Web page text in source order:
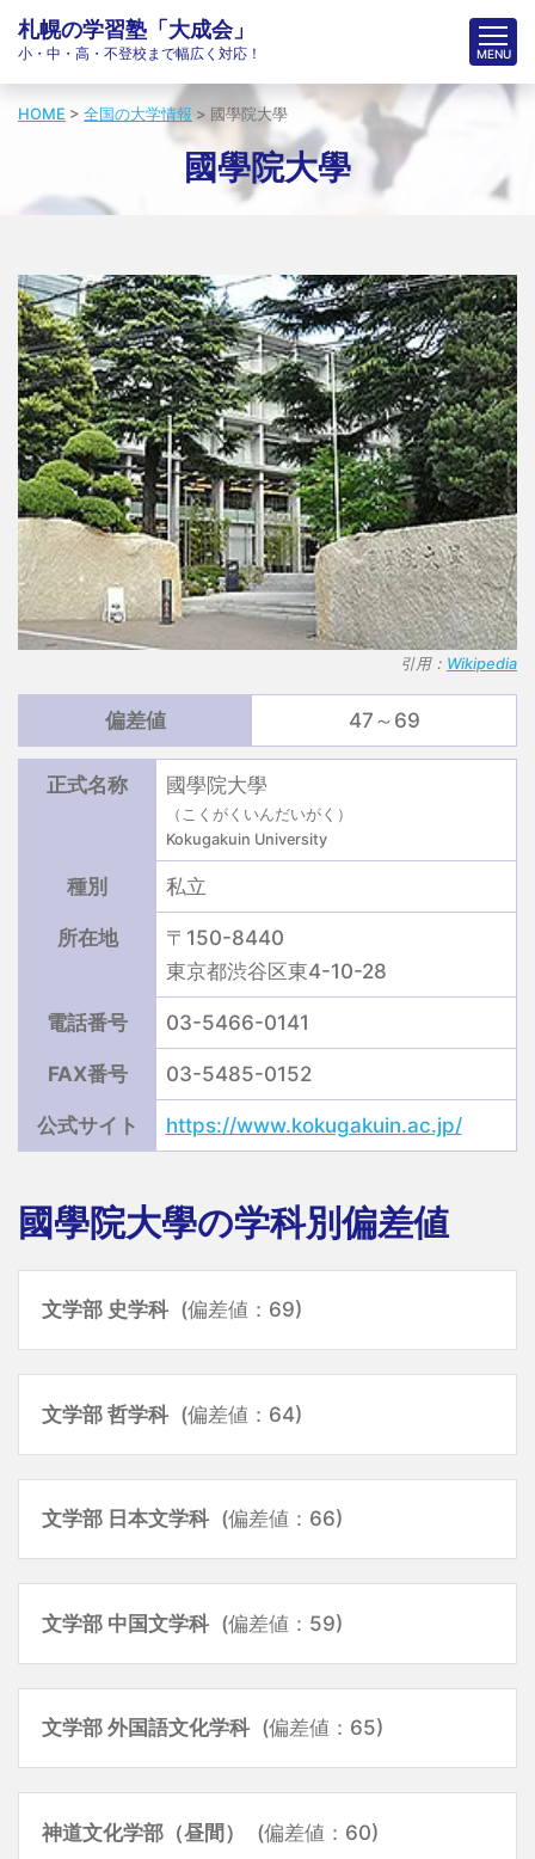
札幌の学習塾「大成会」
小・中・高・不登校まで幅広く対応！
HOME > 全国の大学情報 > 國學院大學
國學院大學
引用： Wikipedia
偏差値 47～69
正式名称 國學院大學
（こくがくいんだいがく）
Kokugakuin University
種別 私立
所在地
〒150-8440
東京都渋谷区東4-10-28
電話番号 03-5466-0141
FAX番号 03-5485-0152
公式サイト https://www.kokugakuin.ac.jp/
國學院大學の学科別偏差値
文学部 史学科 (偏差値：69)
文学部 哲学科 (偏差値：64)
文学部 日本文学科 (偏差値：66)
文学部 中国文学科 (偏差値：59)
文学部 外国語文化学科 (偏差値：65)
神道文化学部（昼間） (偏差値：60)